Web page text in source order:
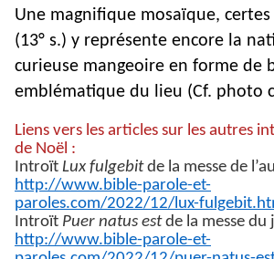
Une magnifique mosaïque,
(13° s.) y représente encore la
curieuse mangeoire en forme de
emblématique du lieu (Cf. photo
Liens vers les articles sur les autres
de Noël :
Introït Lux fulgebitde la messe de
http://www.bible-parole-et-
paroles.com/2022/12/lux-
Introït Puer natus estde la messe du
http://www.bible-parole-et-